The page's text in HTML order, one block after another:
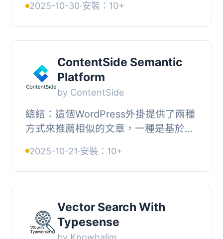
（Article）和旁支（Aside），讓您可
以使用適當的 HTML5 語意...
2025-10-30·安裝：10+
ContentSide Semantic
Platform
by ContentSide
總結：這個WordPress外掛提供了兩種
方式來推薦相似的文章，一種是基於整
分文章內容。使用者可以在文章中使用
提供的短碼[c...
2025-10-21·安裝：10+
Vector Search With
Typesense